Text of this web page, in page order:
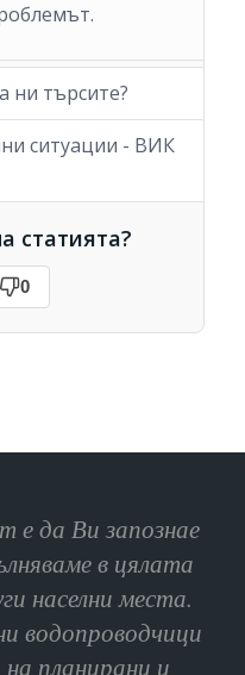
ни търсите?
ситуации - ВИК
статията?
0
е да Ви запознае
в цялата
населни места.
водопроводчици
планирани и